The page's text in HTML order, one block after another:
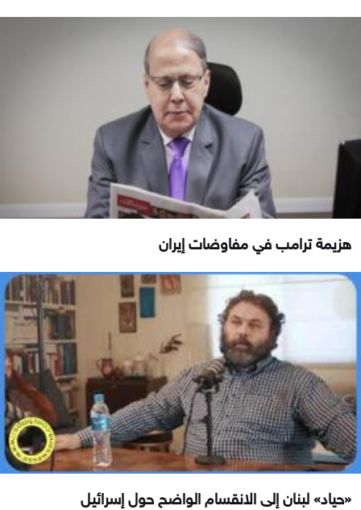
هزيمة ترامب في مفاوضات إيران
«حياد» لبنان إلى الانقسام الواضح حول إسرائيل